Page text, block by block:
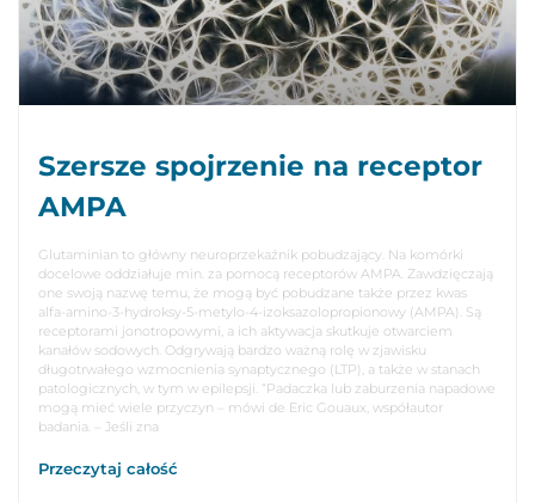
Szersze spojrzenie na receptor
AMPA
Glutaminian to główny neuroprzekaźnik pobudzający. Na komórki
docelowe oddziałuje min. za pomocą receptorów AMPA. Zawdzięczają
one swoją nazwę temu, że mogą być pobudzane także przez kwas
alfa-amino-3-hydroksy-5-metylo-4-izoksazolopropionowy (AMPA). Są
receptorami jonotropowymi, a ich aktywacja skutkuje otwarciem
kanałów sodowych. Odgrywają bardzo ważną rolę w zjawisku
długotrwałego wzmocnienia synaptycznego (LTP), a także w stanach
patologicznych, w tym w epilepsji. “Padaczka lub zaburzenia napadowe
mogą mieć wiele przyczyn – mówi de Eric Gouaux, współautor
badania. – Jeśli zna
Przeczytaj całość